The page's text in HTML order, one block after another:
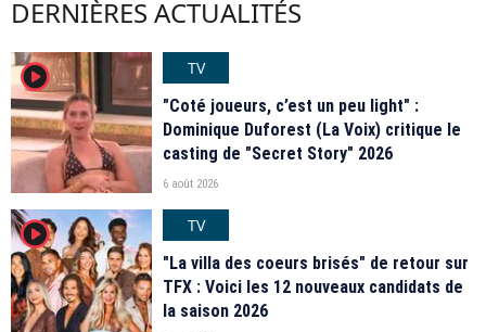
DERNIÈRES ACTUALITÉS
player2
TV
"Coté joueurs, c’est un peu light" :
Dominique Duforest (La Voix) critique le
casting de "Secret Story" 2026
6 août 2026
player2
TV
"La villa des coeurs brisés" de retour sur
TFX : Voici les 12 nouveaux candidats de
la saison 2026